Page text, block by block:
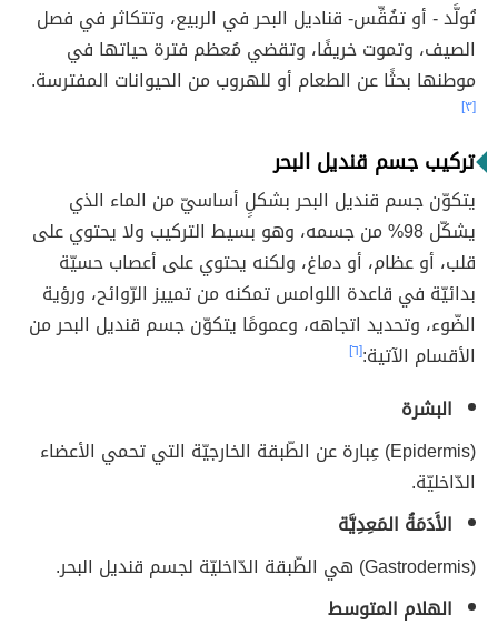
تُولَّد - أو تفُقِّس- قناديل البحر في الربيع، وتتكاثر في فصل
الصيف، وتموت خريفًا، وتقضي مُعظم فترة حياتها في
موطنها بحثًا عن الطعام أو للهروب من الحيوانات المفترسة.
[٣]
تركيب جسم قنديل البحر
يتكوّن جسم قنديل البحر بشكلِِ أساسيّ من الماء الذي
يشكّل 98% من جسمه، وهو بسيط التركيب ولا يحتوي على
قلب، أو عظام، أو دماغ، ولكنه يحتوي على أعصاب حسيّة
بدائيّة في قاعدة اللوامس تمكنه من تمييز الرّوائح، ورؤية
الضّوء، وتحديد اتجاهه، وعمومًا يتكوّن جسم قنديل البحر من
الأقسام الآتية:[٦]
البشرة
(Epidermis) عِبارة عن الطّبقة الخارجيّة التي تحمي الأعضاء
الدّاخليّة.
الأَدَمَةُ المَعِدِيَّة
(Gastrodermis) هي الطّبقة الدّاخليّة لجسم قنديل البحر.
الهلام المتوسط